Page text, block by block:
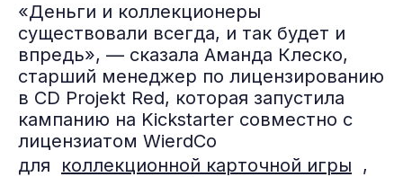
«Деньги и коллекционеры
существовали всегда, и так будет и
впредь», — сказала Аманда Клеско,
старший менеджер по лицензированию
в CD Projekt Red, которая запустила
кампанию на Kickstarter совместно с
лицензиатом WierdCo
для коллекционной карточной игры ,